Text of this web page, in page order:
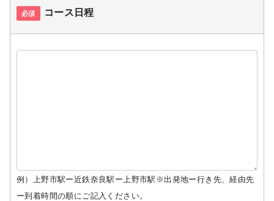
必須 コース日程
例）上野市駅ー近鉄奈良駅ー上野市駅※出発地ー行き先、経由先
ー到着時間の順にご記入ください。